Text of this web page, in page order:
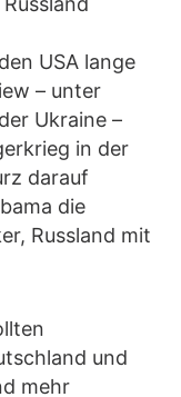
USA lange
– unter
Ukraine –
in der
darauf
die
Russland mit
und
mehr